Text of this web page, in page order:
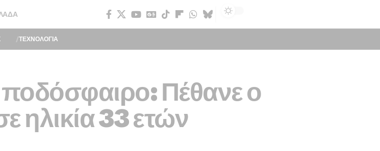
ΤΕΧΝΟΛΟΓΙΑ
Πέθανε ο
ηλικία 33 ετών